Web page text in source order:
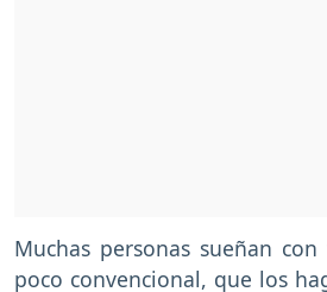
Muchas personas sueñan
poco convencional, que los